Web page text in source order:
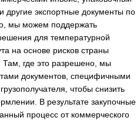
другие экспортные документы по
мы можем поддержать
для температурной
на основе рисков страны
Там, где это разрешено, мы
документов, специфичными
чтобы снизить
В результате закупочные
процесс от коммерческого